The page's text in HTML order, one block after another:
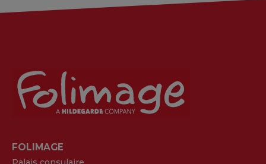
FOLIMAGE